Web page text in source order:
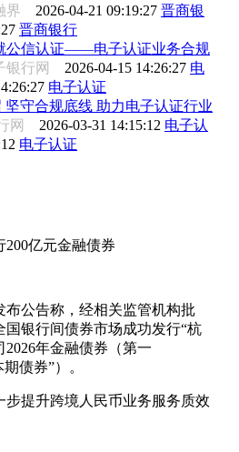
界 2026-04-21 09:19:27 晋商银
晋商银行
公信认证——电子认证业务合规
银行网 2026-04-15 14:26:27 电
电子认证
坚守合规底线 助力电子认证行业
网 2026-03-31 14:15:12 电子认
电子认证
亿元金融债券
布公告称，经相关监管机构批
国银行间债券市场成功发行“杭
年金融债券（第一
债券”）。
步提升跨境人民币业务服务质效